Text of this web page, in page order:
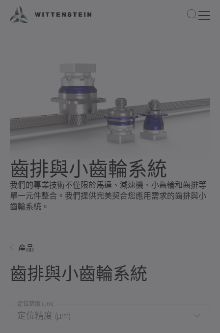
齒排與小齒輪系統
我們的專業技術不僅限於馬達、減速機、小齒輪和齒排等
單一元件整合。我們提供完美契合您應用需求的齒排與小
齒輪系統。
產品
齒排與小齒輪系統
定位精度 (μm)
定位精度 (μm)